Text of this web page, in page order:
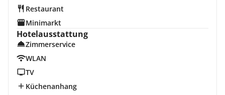
Restaurant
Minimarkt
Hotelausstattung
Zimmerservice
WLAN
TV
Küchenanhang